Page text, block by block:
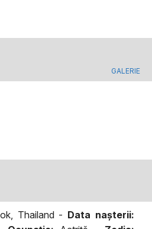
GALERIE
Thailand - Data naşterii: